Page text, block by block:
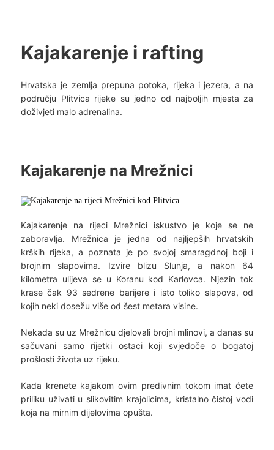
Kajakarenje i rafting
Hrvatska je zemlja prepuna potoka, rijeka i jezera, a na
području Plitvica rijeke su jedno od najboljih mjesta za
doživjeti malo adrenalina.
Kajakarenje na Mrežnici
Kajakarenje na rijeci Mrežnici iskustvo je koje se ne
zaboravlja. Mrežnica je jedna od najljepših hrvatskih
krških rijeka, a poznata je po svojoj smaragdnoj boji i
brojnim slapovima. Izvire blizu Slunja, a nakon 64
kilometra ulijeva se u Koranu kod Karlovca. Njezin tok
krase čak 93 sedrene barijere i isto toliko slapova, od
kojih neki dosežu više od šest metara visine.
Nekada su uz Mrežnicu djelovali brojni mlinovi, a danas su
sačuvani samo rijetki ostaci koji svjedoče o bogatoj
prošlosti života uz rijeku.
Kada krenete kajakom ovim predivnim tokom imat ćete
priliku uživati u slikovitim krajolicima, kristalno čistoj vodi
koja na mirnim dijelovima opušta.